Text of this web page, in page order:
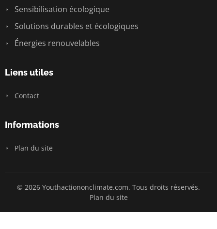
Sensibilisation écologique
Solutions durables et écologiques
Énergies renouvelables
Liens utiles
Contact
Informations
Plan du site
© 2026 Youthactiononclimate.com. Tous droits réservés.
Plan du site